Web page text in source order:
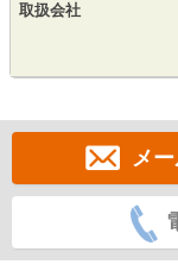
取扱会社
メ